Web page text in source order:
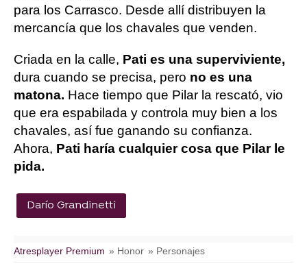
para los Carrasco. Desde allí distribuyen la
mercancía que los chavales que venden.
Criada en la calle, Pati es una superviviente,
dura cuando se precisa, pero no es una
matona. Hace tiempo que Pilar la rescató, vio
que era espabilada y controla muy bien a los
chavales, así fue ganando su confianza.
Ahora, Pati haría cualquier cosa que Pilar le
pida.
Darío Grandinetti
Atresplayer Premium » Honor » Personajes